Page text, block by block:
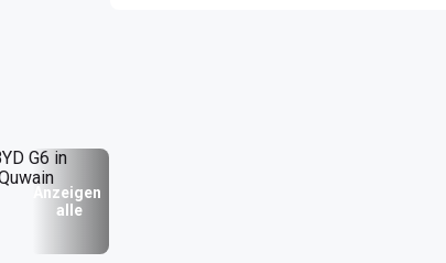
Anzeigen
alle